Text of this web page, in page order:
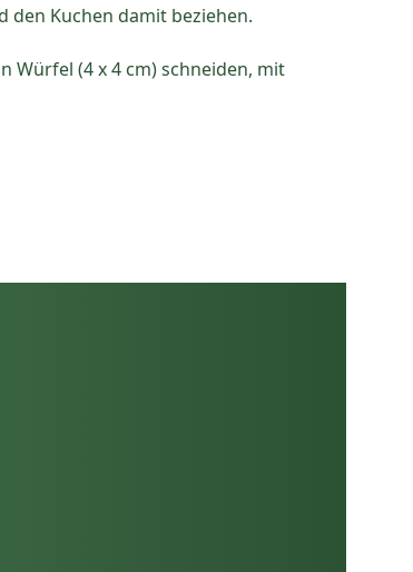
den Kuchen damit beziehen.
Würfel (4 x 4 cm) schneiden, mit